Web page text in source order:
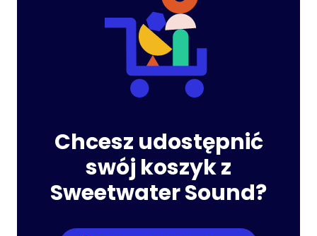
Chcesz udostępnić
swój koszyk z
Sweetwater Sound?